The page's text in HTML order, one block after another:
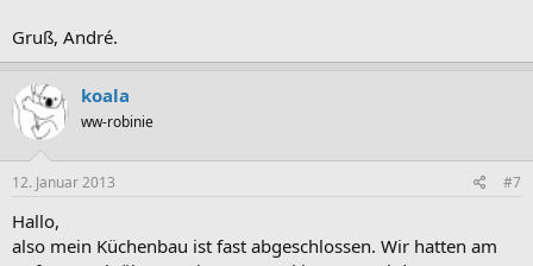
Gruß, André.
koala
ww-robinie
12. Januar 2013 #7
Hallo,
also mein Küchenbau ist fast abgeschlossen. Wir hatten am